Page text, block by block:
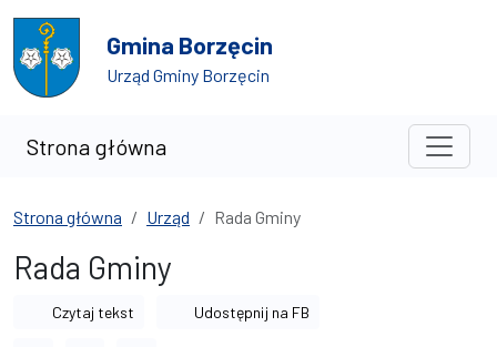
Przejdź do treści
Przejdź do wyszukiwarki
Gmina Borzęcin
Urząd Gminy Borzęcin
Strona główna
Strona główna Urząd Rada Gminy
Rada Gminy
Czytaj tekst Udostępnij na FB